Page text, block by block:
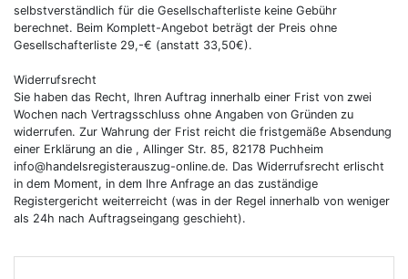
selbstverständlich für die Gesellschafterliste keine Gebühr
berechnet. Beim Komplett-Angebot beträgt der Preis ohne
Gesellschafterliste 29,-€ (anstatt 33,50€).
Widerrufsrecht
Sie haben das Recht, Ihren Auftrag innerhalb einer Frist von zwei
Wochen nach Vertragsschluss ohne Angaben von Gründen zu
widerrufen. Zur Wahrung der Frist reicht die fristgemäße Absendung
einer Erklärung an die , Allinger Str. 85, 82178 Puchheim
info@handelsregisterauszug-online.de. Das Widerrufsrecht erlischt
in dem Moment, in dem Ihre Anfrage an das zuständige
Registergericht weiterreicht (was in der Regel innerhalb von weniger
als 24h nach Auftragseingang geschieht).